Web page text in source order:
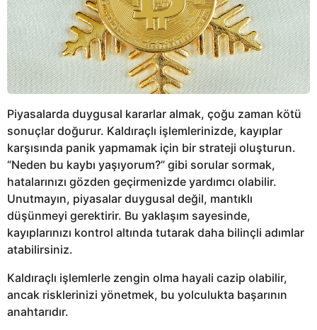
Piyasalarda duygusal kararlar almak, çoğu zaman kötü
sonuçlar doğurur. Kaldıraçlı işlemlerinizde, kayıplar
karşısında panik yapmamak için bir strateji oluşturun.
“Neden bu kaybı yaşıyorum?” gibi sorular sormak,
hatalarınızı gözden geçirmenizde yardımcı olabilir.
Unutmayın, piyasalar duygusal değil, mantıklı
düşünmeyi gerektirir. Bu yaklaşım sayesinde,
kayıplarınızı kontrol altında tutarak daha bilinçli adımlar
atabilirsiniz.
Kaldıraçlı işlemlerle zengin olma hayali cazip olabilir,
ancak risklerinizi yönetmek, bu yolculukta başarının
anahtarıdır.